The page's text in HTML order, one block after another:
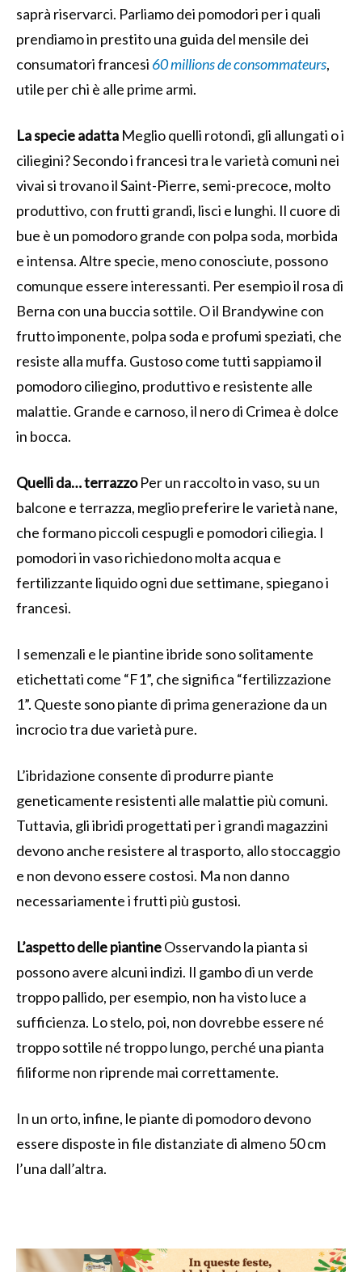
saprà riservarci. Parliamo dei pomodori per i quali
prendiamo in prestito una guida del mensile dei
consumatori francesi 60 millions de consommateurs,
utile per chi è alle prime armi.
La specie adatta Meglio quelli rotondi, gli allungati o i
ciliegini? Secondo i francesi tra le varietà comuni nei
vivai si trovano il Saint-Pierre, semi-precoce, molto
produttivo, con frutti grandi, lisci e lunghi. Il cuore di
bue è un pomodoro grande con polpa soda, morbida
e intensa. Altre specie, meno conosciute, possono
comunque essere interessanti. Per esempio il rosa di
Berna con una buccia sottile. O il Brandywine con
frutto imponente, polpa soda e profumi speziati, che
resiste alla muffa. Gustoso come tutti sappiamo il
pomodoro ciliegino, produttivo e resistente alle
malattie. Grande e carnoso, il nero di Crimea è dolce
in bocca.
Quelli da… terrazzoPer un raccolto in vaso, su un
balcone e terrazza, meglio preferire le varietà nane,
che formano piccoli cespugli e pomodori ciliegia. I
pomodori in vaso richiedono molta acqua e
fertilizzante liquido ogni due settimane, spiegano i
francesi.
I semenzali e le piantine ibride sono solitamente
etichettati come “F1”, che significa “fertilizzazione
1”. Queste sono piante di prima generazione da un
incrocio tra due varietà pure.
L’ibridazione consente di produrre piante
geneticamente resistenti alle malattie più comuni.
Tuttavia, gli ibridi progettati per i grandi magazzini
devono anche resistere al trasporto, allo stoccaggio
e non devono essere costosi. Ma non danno
necessariamente i frutti più gustosi.
L’aspetto delle piantineOsservando la pianta si
possono avere alcuni indizi. Il gambo di un verde
troppo pallido, per esempio, non ha visto luce a
sufficienza. Lo stelo, poi, non dovrebbe essere né
troppo sottile né troppo lungo, perché una pianta
filiforme non riprende mai correttamente.
In un orto, infine, le piante di pomodoro devono
essere disposte in file distanziate di almeno 50 cm
l’una dall’altra.